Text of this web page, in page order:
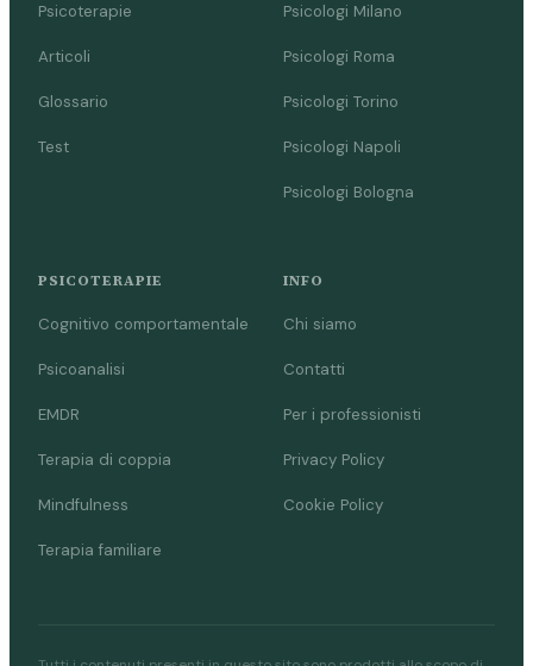
Psicoterapie
Articoli
Glossario
Test
Psicologi Milano
Psicologi Roma
Psicologi Torino
Psicologi Napoli
Psicologi Bologna
PSICOTERAPIE
Cognitivo comportamentale
Psicoanalisi
EMDR
Terapia di coppia
Mindfulness
Terapia familiare
INFO
Chi siamo
Contatti
Per i professionisti
Privacy Policy
Cookie Policy